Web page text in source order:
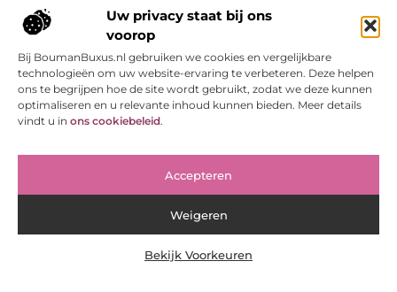
Uw privacy staat bij ons
voorop
Bij BoumanBuxus.nl gebruiken we cookies en vergelijkbare
technologieën om uw website-ervaring te verbeteren. Deze helpen
ons te begrijpen hoe de site wordt gebruikt, zodat we deze kunnen
optimaliseren en u relevante inhoud kunnen bieden. Meer details
vindt u in ons cookiebeleid.
Accepteren
Weigeren
Bekijk Voorkeuren
over het dagelijks leven, met waardevolle tips en
boeiende perspectieven, allemaal op
Highflyersterriers.nl.
Bericht categorie
Onze informatie
Cookiebeleid (EU)